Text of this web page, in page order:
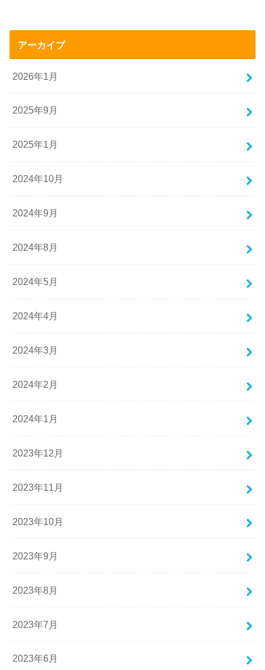
アーカイブ
2026年1月
2025年9月
2025年1月
2024年10月
2024年9月
2024年8月
2024年5月
2024年4月
2024年3月
2024年2月
2024年1月
2023年12月
2023年11月
2023年10月
2023年9月
2023年8月
2023年7月
2023年6月